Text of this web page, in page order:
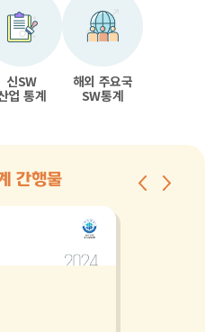
신SW
업 통계
해외 주요국
SW통계
간행물